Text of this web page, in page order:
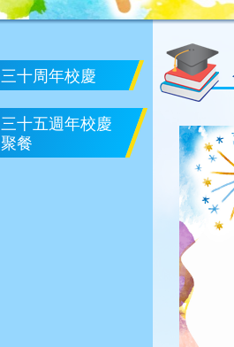
三十周年校慶
三十五週年校慶
聚餐